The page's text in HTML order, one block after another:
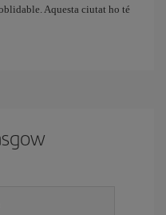
Aquesta ciutat ho té